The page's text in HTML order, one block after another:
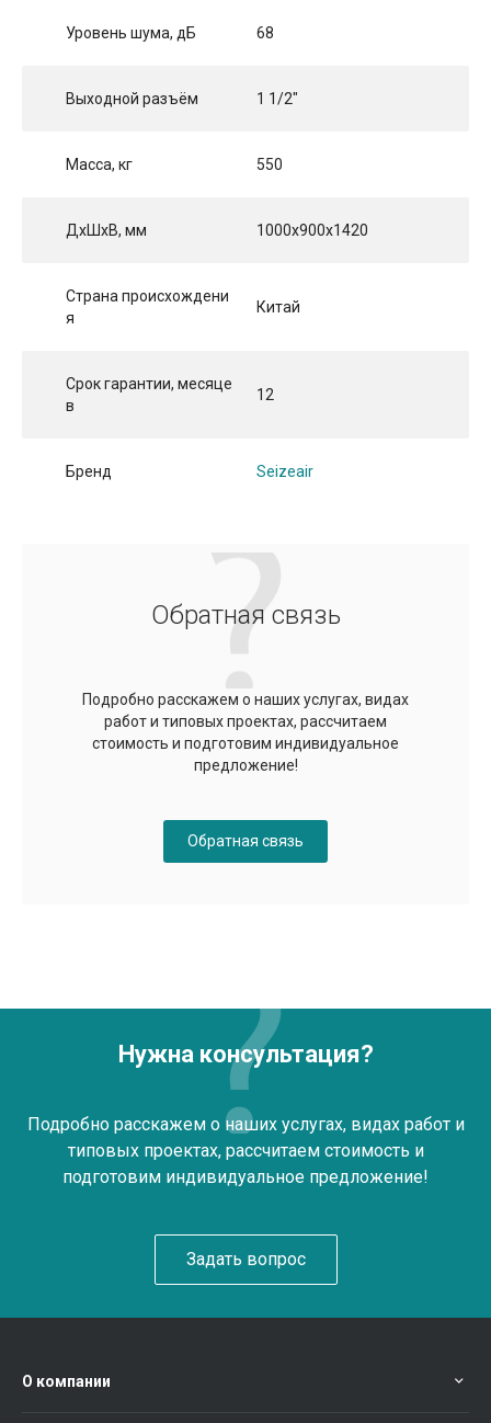
Уровень шума, дБ 68
Выходной разъём 1 1/2"
Масса, кг 550
ДхШхВ, мм 1000x900x1420
Страна происхождени
я
Китай
Срок гарантии, месяце
в
12
Бренд Seizeair
Обратная связь
Подробно расскажем о наших услугах, видах
работ и типовых проектах, рассчитаем
стоимость и подготовим индивидуальное
предложение!
Обратная связь
Нужна консультация?
Подробно расскажем о наших услугах, видах работ и
типовых проектах, рассчитаем стоимость и
подготовим индивидуальное предложение!
Задать вопрос
О компании